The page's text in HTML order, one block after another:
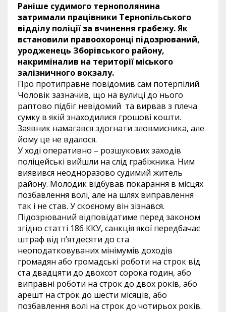
Раніше судимого тернополянина
затримали працівники Тернопільського
відділу поліції за вчинення грабежу. Як
встановили правоохоронці підозрюваний,
уродженець Зборівського району,
накриміналив на території міського
залізничного вокзалу.
Про протиправне повідомив сам потерпілий.
Чоловік зазначив, що на вулиці до нього
раптово підбіг невідомий та вирвав з плеча
сумку в якій знаходилися грошові кошти.
Заявник намагався здогнати зловмисника, але
йому це не вдалося.
У ході оперативно – розшукових заходів
поліцейські вийшли на слід грабіжника. Ним
виявився неодноразово судимий житель
району. Молодик відбував покарання в місцях
позбавлення волі, але на шлях виправлення
так і не став. У скоєному він зізнався.
Підозрюваний відповідатиме перед законом
згідно статті 186 ККУ, санкція якої передбачає
штраф від п’ятдесяти до ста
неоподатковуваних мінімумів доходів
громадян або громадські роботи на строк від
ста двадцяти до двохсот сорока годин, або
виправні роботи на строк до двох років, або
арешт на строк до шести місяців, або
позбавлення волі на строк до чотирьох років.